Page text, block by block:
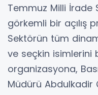
Temmuz Milli İrade
görkemli bir açılış
Sektörün tüm
ve seçkin
organizasyona,
Müdürü Abdulkadir